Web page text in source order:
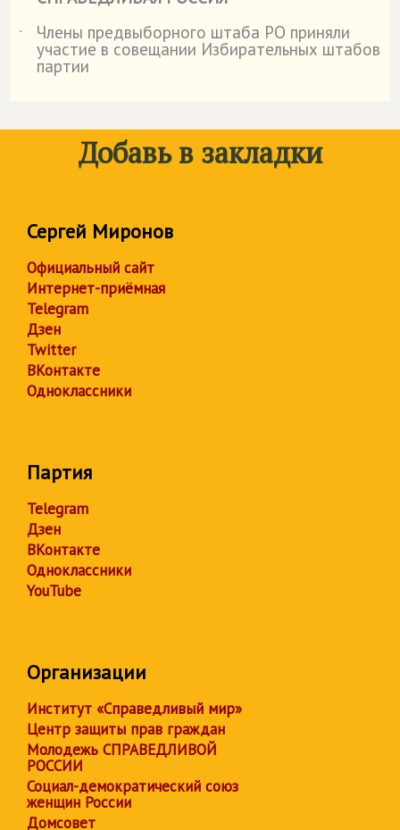
˙
Члены предвыборного штаба РО приняли
участие в совещании Избирательных штабов
партии
Добавь в закладки
Сергей Миронов
Официальный сайт
Интернет-приёмная
Telegram
Дзен
Twitter
ВКонтакте
Одноклассники
Партия
Telegram
Дзен
ВКонтакте
Одноклассники
YouTube
Организации
Институт «Справедливый мир»
Центр защиты прав граждан
Молодежь СПРАВЕДЛИВОЙ
РОССИИ
Социал-демократический союз
женщин России
Домсовет